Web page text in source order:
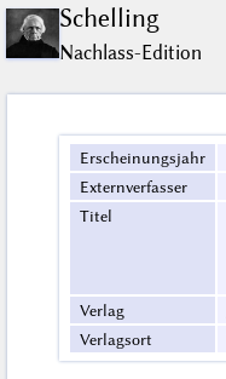
Schelling
Nachlass-Edition
Erscheinungsjahr
Externverfasser
Titel
Verlag
Verlagsort